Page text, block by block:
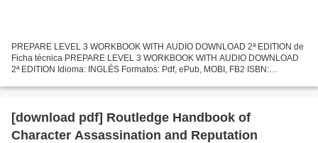
PREPARE LEVEL 3 WORKBOOK WITH AUDIO DOWNLOAD 2ª EDITION de
Ficha técnica PREPARE LEVEL 3 WORKBOOK WITH AUDIO DOWNLOAD
2ª EDITION Idioma: INGLÉS Formatos: Pdf, ePub, MOBI, FB2 ISBN:
edición: 2019...
[download pdf] Routledge Handbook of
Character Assassination and Reputation